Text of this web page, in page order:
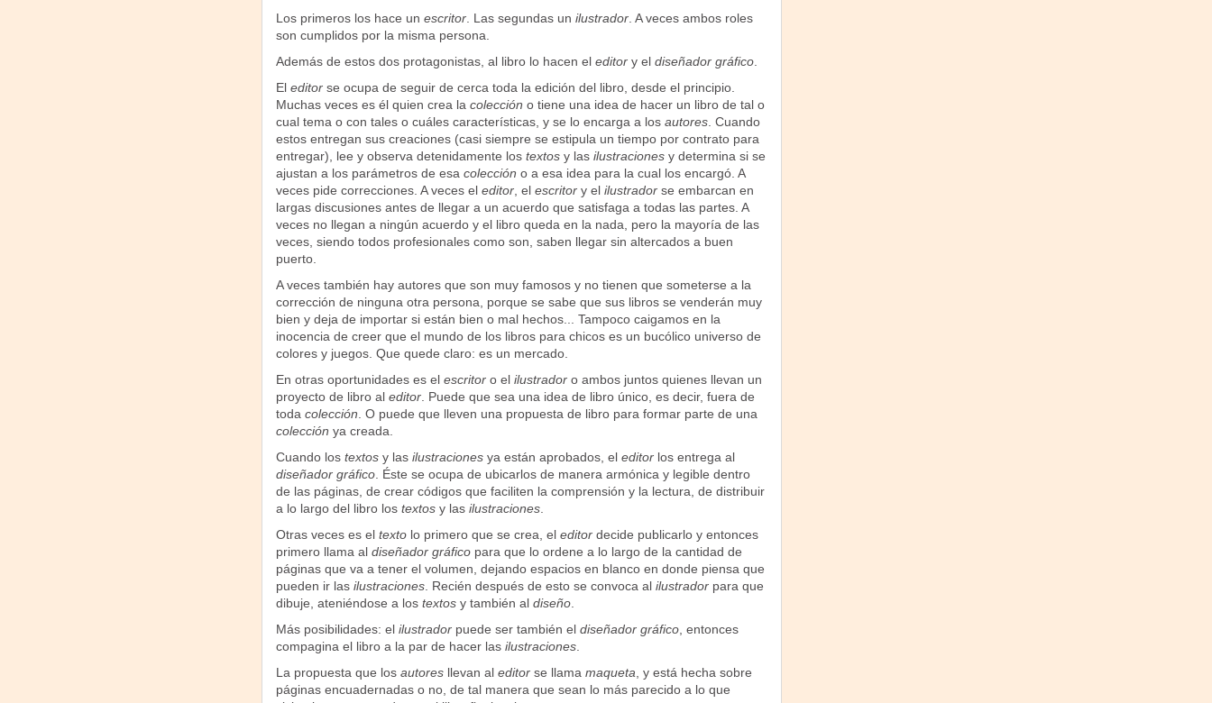
Los primeros los hace un escritor. Las segundas un ilustrador. A veces ambos roles
son cumplidos por la misma persona.
Además de estos dos protagonistas, al libro lo hacen el editory el diseñador gráfico.
El editorse ocupa de seguir de cerca toda la edición del libro, desde el principio.
Muchas veces es él quien crea la colección o tiene una idea de hacer un libro de tal o
cual tema o con tales o cuáles características, y se lo encarga a los autores. Cuando
estos entregan sus creaciones (casi siempre se estipula un tiempo por contrato para
entregar), lee y observa detenidamente los textosy las ilustracionesy determina si se
ajustan a los parámetros de esa colección o a esa idea para la cual los encargó. A
veces pide correcciones. A veces el editor, el escritory el ilustradorse embarcan en
largas discusiones antes de llegar a un acuerdo que satisfaga a todas las partes. A
veces no llegan a ningún acuerdo y el libro queda en la nada, pero la mayoría de las
veces, siendo todos profesionales como son, saben llegar sin altercados a buen
puerto.
A veces también hay autores que son muy famosos y no tienen que someterse a la
corrección de ninguna otra persona, porque se sabe que sus libros se venderán muy
bien y deja de importar si están bien o mal hechos... Tampoco caigamos en la
inocencia de creer que el mundo de los libros para chicos es un bucólico universo de
colores y juegos. Que quede claro: es un mercado.
En otras oportunidades es el escritoro el ilustradoro ambos juntos quienes llevan un
proyecto de libro al editor. Puede que sea una idea de libro único, es decir, fuera de
toda colección . O puede que lleven una propuesta de libro para formar parte de una
colección ya creada.
Cuando los textosy las ilustracionesya están aprobados, el editorlos entrega al
diseñador gráfico. Éste se ocupa de ubicarlos de manera armónica y legible dentro
de las páginas, de crear códigos que faciliten la comprensión y la lectura, de distribuir
a lo largo del libro los textosy las ilustraciones.
Otras veces es el textolo primero que se crea, el editordecide publicarlo y entonces
primero llama al diseñador gráficopara que lo ordene a lo largo de la cantidad de
páginas que va a tener el volumen, dejando espacios en blanco en donde piensa que
pueden ir las ilustraciones. Recién después de esto se convoca al ilustradorpara que
dibuje, ateniéndose a los textosy también al diseño.
Más posibilidades: el ilustradorpuede ser también el diseñador gráfico, entonces
compagina el libro a la par de hacer las ilustraciones.
La propuesta que los autoresllevan al editorse llama maqueta , y está hecha sobre
páginas encuadernadas o no, de tal manera que sean lo más parecido a lo que